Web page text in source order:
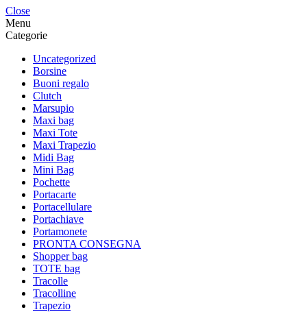
Close
Menu
Categorie
Uncategorized
Borsine
Buoni regalo
Clutch
Marsupio
Maxi bag
Maxi Tote
Maxi Trapezio
Midi Bag
Mini Bag
Pochette
Portacarte
Portacellulare
Portachiave
Portamonete
PRONTA CONSEGNA
Shopper bag
TOTE bag
Tracolle
Tracolline
Trapezio